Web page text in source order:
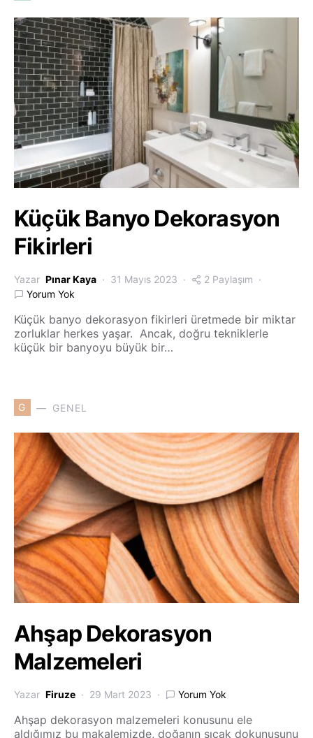
Küçük Banyo Dekorasyon
Fikirleri
Yazar Pınar Kaya 31 Mayıs 2023
2 Paylaşım
Yorum Yok
Küçük banyo dekorasyon fikirleri üretmede bir miktar
zorluklar herkes yaşar. Ancak, doğru tekniklerle
küçük bir banyoyu büyük bir…
G GENEL
Ahşap Dekorasyon
Malzemeleri
Yazar Firuze 29 Mart 2023 Yorum Yok
Ahşap dekorasyon malzemeleri konusunu ele
aldığımız bu makalemizde, doğanın sıcak dokunuşunu